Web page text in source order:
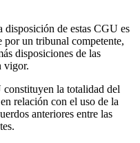
disposición de estas CGU es
un tribunal competente,
disposiciones de las
vigor.
constituyen la totalidad del
relación con el uso de la
anteriores entre las